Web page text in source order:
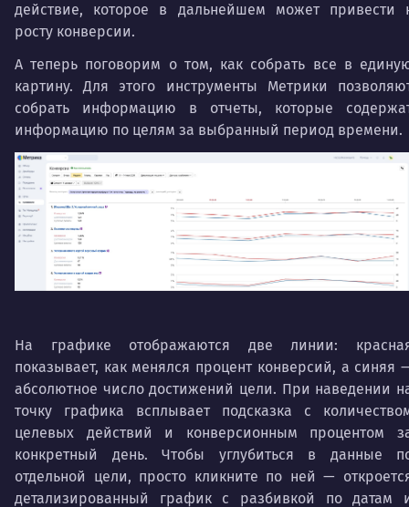
действие, которое в дальнейшем может привести
росту конверсии.
А теперь поговорим о том, как собрать все в
картину. Для этого инструменты Метрики
собрать информацию в отчеты, которые
информацию по целям за выбранный период времени.
На графике отображаются две линии:
показывает, как менялся процент конверсий, а синяя
абсолютное число достижений цели. При наведении
точку графика всплывает подсказка с
целевых действий и конверсионным процентом
конкретный день. Чтобы углубиться в данные
отдельной цели, просто кликните по ней —
детализированный график с разбивкой по датам